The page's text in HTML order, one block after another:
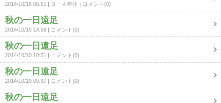
2014/10/16 06:51 ３・４年生 コメント(0)
秋の一日遠足
2014/10/10 14:58 コメント(0)
秋の一日遠足
2014/10/10 10:51 コメント(0)
秋の一日遠足
2014/10/10 09:37 コメント(0)
秋の一日遠足